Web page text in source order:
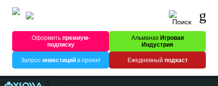
Оформитьпремиум-
подписку
Альманах Игровая
Индустрия
Запрос инвестицийв проект Ежедневный подкаст